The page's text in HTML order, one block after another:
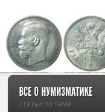
статьи по теме